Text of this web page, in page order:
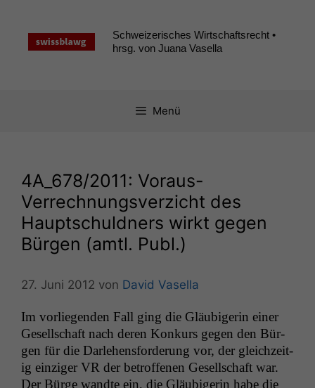
springen
Schweizerisches Wirtschaftsrecht •
hrsg. von Juana Vasella
Menü
4A_678/2011: Voraus-
Verrechnungsverzicht des
Hauptschuldners wirkt gegen
Bürgen (amtl. Publ.)
27. Juni 2012 von David Vasella
Im vor­liegen­den Fall ging die Gläu­bigerin ein­er
Gesellschaft nach deren Konkurs gegen den Bür­
gen für die Dar­lehens­forderung vor, der gle­ichzeit­
ig einziger VR der betrof­fe­nen Gesellschaft war.
Der Bürge wandte ein, die Gläu­bigerin habe die